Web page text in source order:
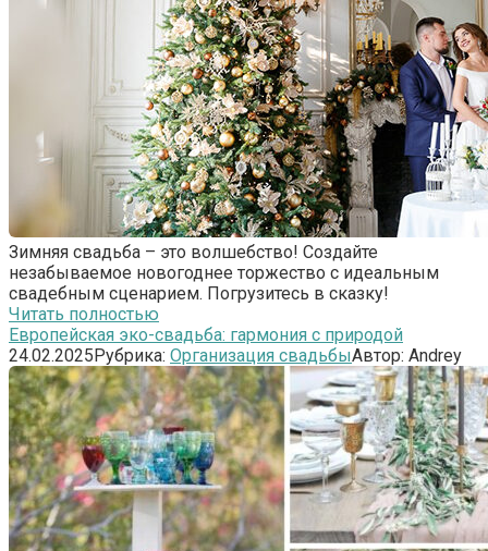
Зимняя свадьба – это волшебство! Создайте
незабываемое новогоднее торжество с идеальным
свадебным сценарием. Погрузитесь в сказку!
Читать полностью
Европейская эко-свадьба: гармония с природой
24.02.2025Рубрика: Организация свадьбыАвтор: Andrey